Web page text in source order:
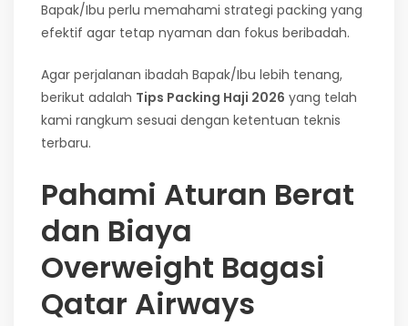
Bapak/Ibu perlu memahami strategi packing yang
efektif agar tetap nyaman dan fokus beribadah.
Agar perjalanan ibadah Bapak/Ibu lebih tenang,
berikut adalah Tips Packing Haji 2026 yang telah
kami rangkum sesuai dengan ketentuan teknis
terbaru.
Pahami Aturan Berat
dan Biaya
Overweight Bagasi
Qatar Airways